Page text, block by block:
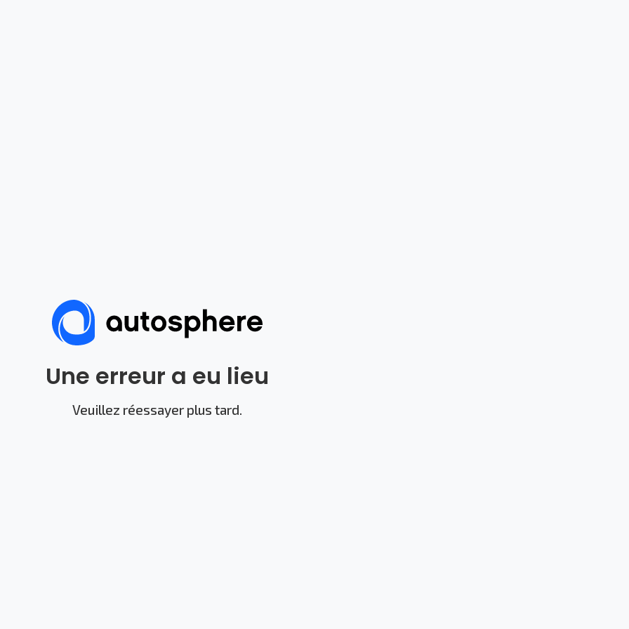
Une erreur a eu lieu
Veuillez réessayer plus tard.